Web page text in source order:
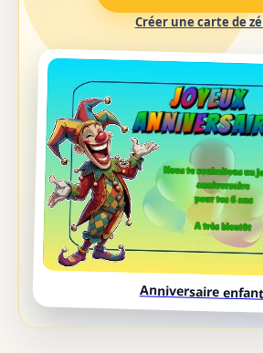
Créer une carte de
Anniversaire enfant